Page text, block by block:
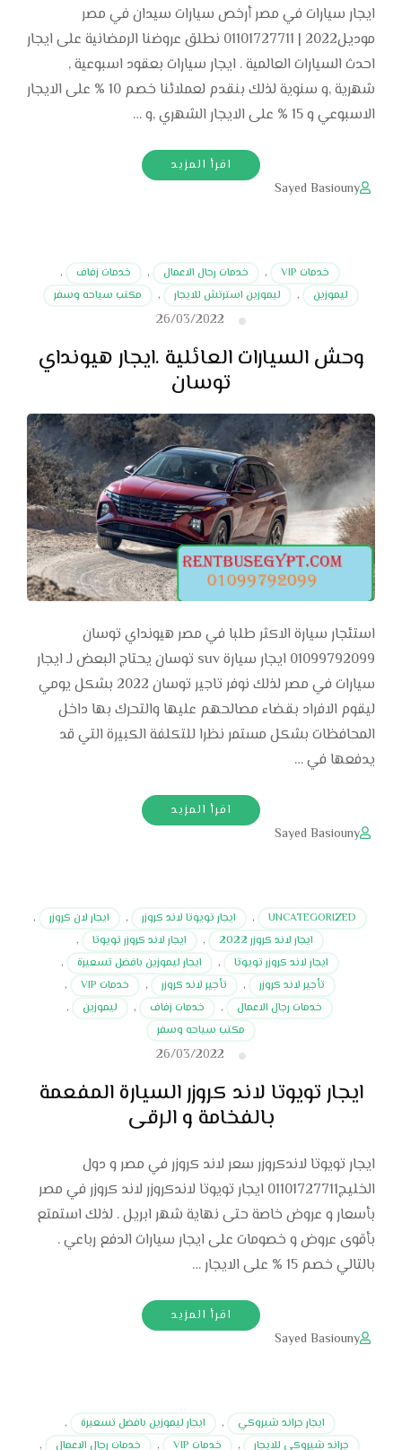
ايجار سيارات في مصر أرخص سيارات سيدان في مصر
موديل2022 | 01101727711 نطلق عروضنا الرمضانية على ايجار
احدث السيارات العالمية . ايجار سيارات بعقود اسبوعية ,
شهرية ,و سنوية لذلك بنقدم لعملائنا خصم 10 % على الايجار
الاسبوعي و 15 % على الايجار الشهري ,و …
اقرأ المزيد
Sayed Basiouny
خدمات VIP , خدمات رجال الاعمال , خدمات زفاف
,
ليموزين
, ليموزين استرتش للايجار , مكتب سياحه وسفر
26/03/2022
وحش السيارات العائلية .ايجار هيونداي
توسان
استئجار سيارة الاكثر طلبا في مصر هيونداي توسان
01099792099 ايجار سيارة suv توسان يحتاج البعض لـ ايجار
سيارات في مصر لذلك نوفر تاجير توسان 2022 بشكل يومي
ليقوم الافراد بقضاء مصالحهم عليها والتحرك بها داخل
المحافظات بشكل مستمر نظرا للتكلفة الكبيرة التي قد
يدفعها في …
اقرأ المزيد
Sayed Basiouny
UNCATEGORIZED
, ايجار تويوتا لاند كروزر , ايجار لان كروزر
,
ايجار لاند كروزر 2022
, ايجار لاند كروزر تويوتا
,
ايجار لاند كروزر تويوتا
, ايجار ليموزين بافضل تسعيرة
,
تأجير لاند كروزر
, تأجير لاند كروزر , خدمات VIP
,
خدمات رجال الاعمال
, خدمات زفاف , ليموزين
,
مكتب سياحه وسفر
26/03/2022
ايجار تويوتا لاند كروزر السيارة المفعمة
بالفخامة و الرقى
ايجار تويوتا لاندكروزر سعر لاند كروزر في مصر و دول
الخليج01101727711 ايجار تويوتا لاندكروزر لاند كروزر في مصر
بأسعار و عروض خاصة حتى نهاية شهر ابريل . لذلك استمتع
بأقوى عروض و خصومات على ايجار سيارات الدفع رباعي .
بالتالي خصم 15 % على الايجار …
اقرأ المزيد
Sayed Basiouny
ايجار جراند شيروكي , ايجار ليموزين بافضل تسعيرة
,
جراند شيروكي للايجار
, خدمات VIP , خدمات رجال الاعمال ,